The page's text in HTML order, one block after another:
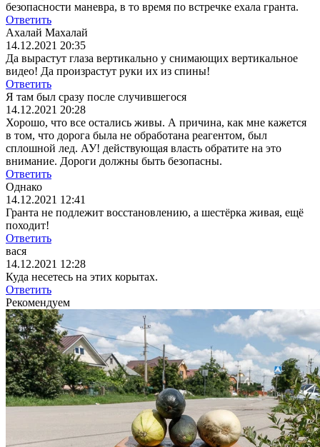
безопасности маневра, в то время по встречке ехала гранта.
Ответить
Ахалай Махалай
14.12.2021 20:35
Да вырастут глаза вертикально у снимающих вертикальное
видео! Да произрастут руки их из спины!
Ответить
Я там был сразу после случившегося
14.12.2021 20:28
Хорошо, что все остались живы. А причина, как мне кажется
в том, что дорога была не обработана реагентом, был
сплошной лед. АУ! действующая власть обратите на это
внимание. Дороги должны быть безопасны.
Ответить
Однако
14.12.2021 12:41
Гранта не подлежит восстановлению, а шестёрка живая, ещё
походит!
Ответить
вася
14.12.2021 12:28
Куда несетесь на этих корытах.
Ответить
Рекомендуем